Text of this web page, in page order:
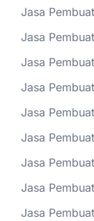
Jasa
Jasa
Jasa
Jasa
Jasa
Jasa
Jasa
Jasa
Jasa